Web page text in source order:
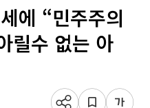
에 “민주주의
릴수 없는 아